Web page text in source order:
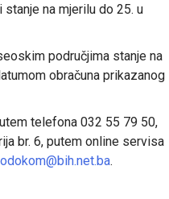
na mjerilu do 25. u
područjima stanje na
obračuna prikazanog
telefona 032 55 79 50,
br. 6, putem online servisa
.